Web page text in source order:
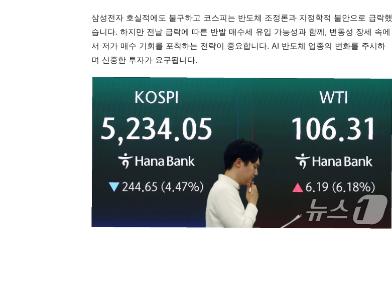
삼성전자 호실적에도 불구하고 코스피는 반도체 조정론과 지정학적 불안으로 급락했
습니다. 하지만 전날 급락에 따른 반발 매수세 유입 가능성과 함께, 변동성 장세 속에
서 저가 매수 기회를 포착하는 전략이 중요합니다. AI 반도체 업종의 변화를 주시하
며 신중한 투자가 요구됩니다.